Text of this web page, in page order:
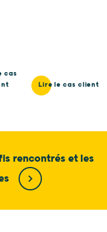
cas
Lire le cas client
rencontrés et les